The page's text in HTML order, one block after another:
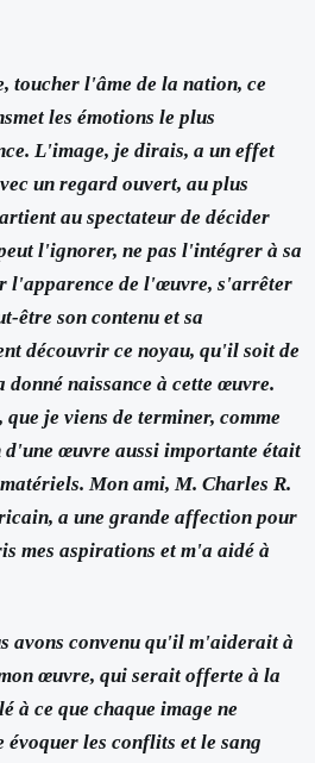
toucher l'âme de la nation, ce
les émotions le plus
L'image, je dirais, a un effet
un regard ouvert, au plus
au spectateur de décider
l'ignorer, ne pas l'intégrer à sa
l'apparence de l'œuvre, s'arrêter
être son contenu et sa
découvrir ce noyau, qu'il soit de
donné naissance à cette œuvre.
je viens de terminer, comme
œuvre aussi importante était
Mon ami, M. Charles R.
a une grande affection pour
mes aspirations et m'a aidé à
avons convenu qu'il m'aiderait à
œuvre, qui serait offerte à la
à ce que chaque image ne
les conflits et le sang